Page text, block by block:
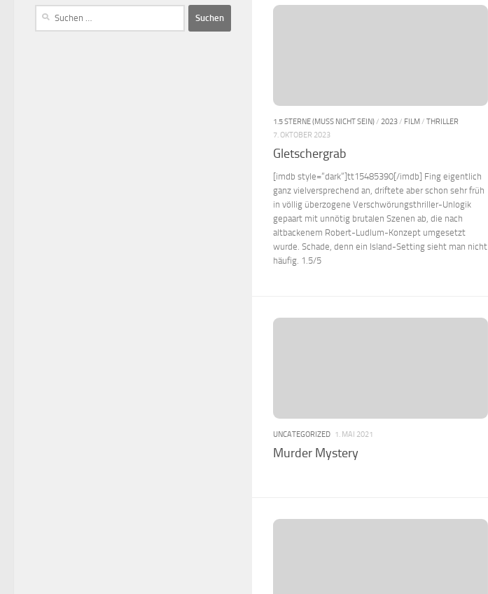
1.5 STERNE (MUSS NICHT SEIN)/ 2023/ FILM/ THRILLER
7. OKTOBER 2023
Gletschergrab
[imdb style=“dark“]tt15485390[/imdb] Fing eigentlich
ganz vielversprechend an, driftete aber schon sehr früh
in völlig überzogene Verschwörungsthriller-Unlogik
gepaart mit unnötig brutalen Szenen ab, die nach
altbackenem Robert-Ludlum-Konzept umgesetzt
wurde. Schade, denn ein Island-Setting sieht man nicht
häufig. 1.5/5
UNCATEGORIZED 1. MAI 2021
Murder Mystery